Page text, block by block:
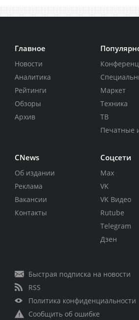
Главное
Новости
Аналитика
Рейтинги
Обзоры
Архив
Маркет
Техника
ТВ
Печатные
CNews
Об издании
Реклама
Вакансии
Контакты
Соцсети
Max
VK
VK Видео
Rutube
Telegram
Дзен
Быстрая подписка на новости
RSS
Политика конфиденциальности
Сообщить об ошибке